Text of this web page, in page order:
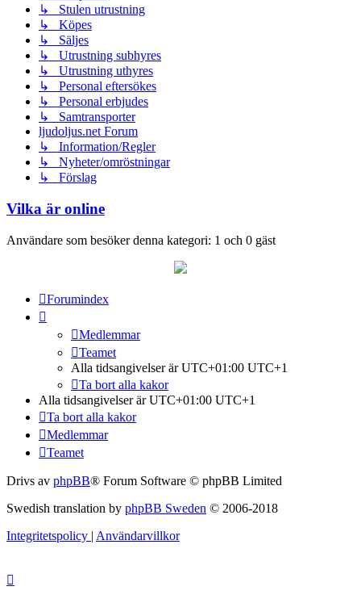
↳ Stulen utrustning
↳ Köpes
↳ Säljes
↳ Utrustning subhyres
↳ Utrustning uthyres
↳ Personal eftersökes
↳ Personal erbjudes
↳ Samtransporter
ljudoljus.net Forum
↳ Information/Regler
↳ Nyheter/omröstningar
↳ Förslag
Vilka är online
Användare som besöker denna kategori: 1 och 0 gäst
Forumindex
Medlemmar
Teamet
Alla tidsangivelser är UTC+01:00 UTC+1
Ta bort alla kakor
Alla tidsangivelser är UTC+01:00 UTC+1
Ta bort alla kakor
Medlemmar
Teamet
Drivs av phpBB® Forum Software © phpBB Limited
Swedish translation by phpBB Sweden © 2006-2018
Integritetspolicy | Användarvillkor